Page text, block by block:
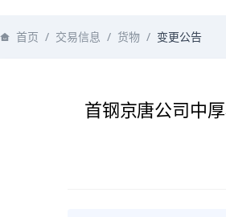
首页 / 交易信息 / 货物 / 变更公告
首钢京唐公司中